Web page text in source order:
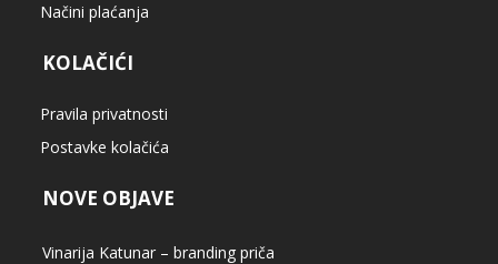
Načini plaćanja
KOLAČIĆI
Pravila privatnosti
Postavke kolačića
NOVE OBJAVE
Vinarija Katunar – branding priča